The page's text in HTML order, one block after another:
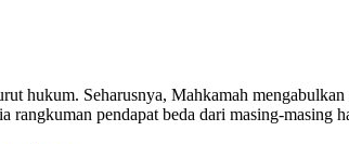
hukum. Seharusnya, Mahkamah
pendapat beda dari masing-masing